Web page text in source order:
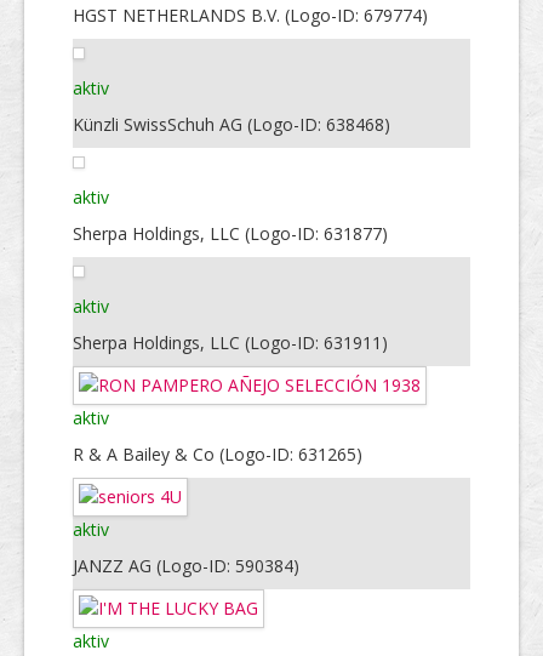
HGST NETHERLANDS B.V. (Logo-ID: 679774)
aktiv
Künzli SwissSchuh AG (Logo-ID: 638468)
aktiv
Sherpa Holdings, LLC (Logo-ID: 631877)
aktiv
Sherpa Holdings, LLC (Logo-ID: 631911)
aktiv
R & A Bailey & Co (Logo-ID: 631265)
aktiv
JANZZ AG (Logo-ID: 590384)
aktiv